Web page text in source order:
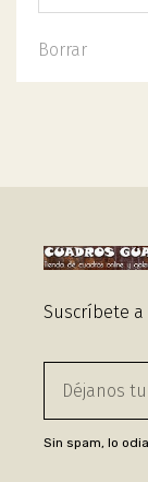
Borrar
Suscríbete
Sin spam, lo